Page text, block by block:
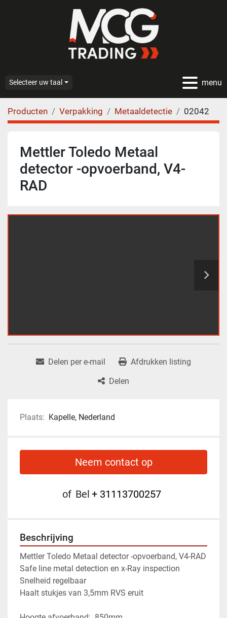
menu
Selecteer uw taal
Producten Verpakking Metaaldetectie 02042
Mettler Toledo Metaal
detector -opvoerband, V4-
RAD
Delen per e-mail
Afdrukken listing
Delen
Plaats: Kapelle, Nederland
Neem contact op
of Bel + 31113700257
Beschrijving
Mettler Toledo Metaal detector -opvoerband, V4-RAD
Safe line metal detection en x-Ray inspection
Snelheid regelbaar
Haalt stukjes van 3,5mm RVS eruit